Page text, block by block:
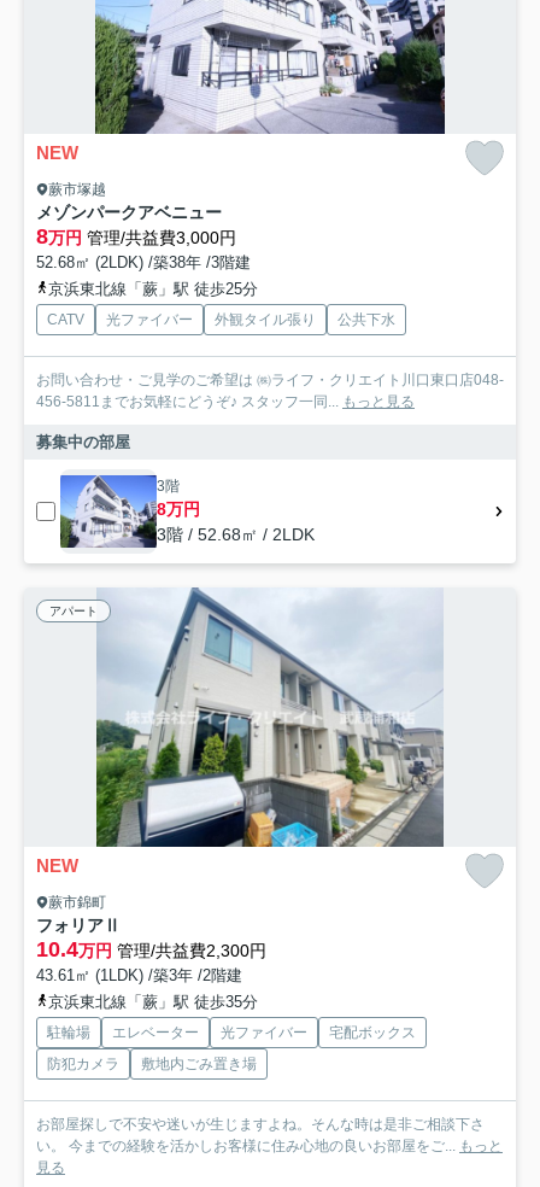
NEW
蕨市塚越
メゾンパークアベニュー
8万円 管理/共益費3,000円
52.68㎡ (2LDK) /築38年 /3階建
京浜東北線「蕨」駅 徒歩25分
CATV 光ファイバー 外観タイル張り 公共下水
お問い合わせ・ご見学のご希望は ㈱ライフ・クリエイト川口東口店048-
456-5811までお気軽にどうぞ♪ スタッフ一同... もっと見る
募集中の部屋
3階
8万円
3階 / 52.68㎡ / 2LDK
アパート
NEW
蕨市錦町
フォリアⅡ
10.4万円 管理/共益費2,300円
43.61㎡ (1LDK) /築3年 /2階建
京浜東北線「蕨」駅 徒歩35分
駐輪場 エレベーター 光ファイバー
宅配ボックス
防犯カメラ
敷地内ごみ置き場
お部屋探しで不安や迷いが生じますよね。そんな時は是非ご相談下さ
い。 今までの経験を活かしお客様に住み心地の良いお部屋をご... もっと
見る